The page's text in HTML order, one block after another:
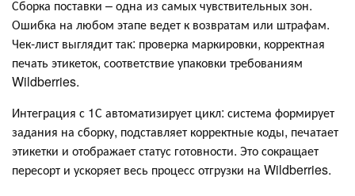
Сборка поставки – одна из самых чувствительных зон.
Ошибка на любом этапе ведет к возвратам или штрафам.
Чек-лист выглядит так: проверка маркировки, корректная
печать этикеток, соответствие упаковки требованиям
Wildberries.
Интеграция с 1С автоматизирует цикл: система формирует
задания на сборку, подставляет корректные коды, печатает
этикетки и отображает статус готовности. Это сокращает
пересорт и ускоряет весь процесс отгрузки на Wildberries.